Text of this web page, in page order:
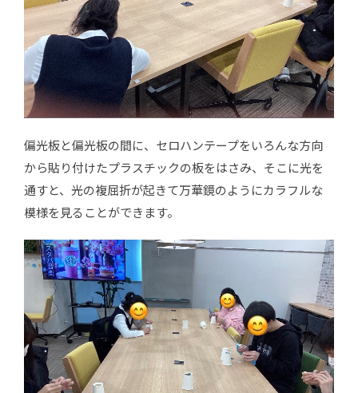
偏光板と偏光板の間に、セロハンテープをいろんな方向
から貼り付けたプラスチックの板をはさみ、そこに光を
通すと、光の複屈折が起きて万華鏡のようにカラフルな
模様を見ることができます。